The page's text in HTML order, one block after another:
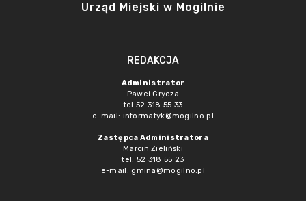
Urząd Miejski w Mogilnie
REDAKCJA
Administrator
Paweł Grycza
tel.52 318 55 33
e-mail: informatyk@mogilno.pl
Zastępca Administratora
Marcin Zieliński
tel. 52 318 55 23
e-mail: gmina@mogilno.pl